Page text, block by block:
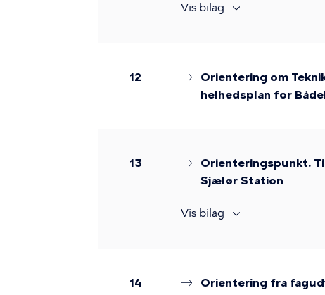
Vis bilag
12
Orientering om
helhedsplan for
13
Orienteringspunkt.
Sjælør Station
Vis bilag
14 Orientering fra